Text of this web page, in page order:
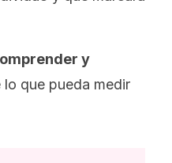
y
lo que pueda medir